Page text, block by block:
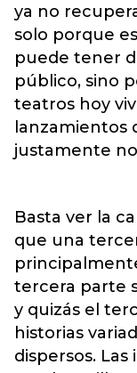
ya no
solo porque
puede tener
público, sino
teatros hoy
lanzamientos
justamente
Basta ver la
que una
tercera parte
y quizás el
historias
dispersos.